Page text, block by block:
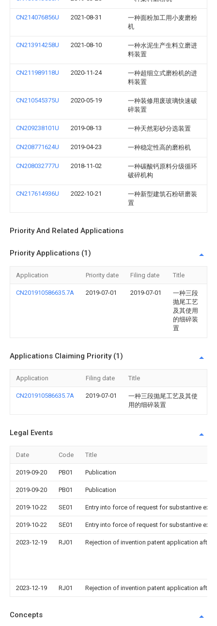
CN214076856U 2021-08-31
一种面粉加工用小麦磨粉
机
CN213914258U 2021-08-10
一种水泥生产生料立磨进
料装置
CN211989118U 2020-11-24
一种超细立式磨粉机的进
料装置
CN210545375U 2020-05-19
一种装修用废玻璃快速破
碎装置
CN209238101U 2019-08-13 一种天然彩砂分选装置
CN208771624U 2019-04-23 一种稳定性高的磨粉机
CN208032777U 2018-11-02
一种碳酸钙原料分级循环
破碎机构
CN217614936U 2022-10-21
一种新型建筑石粉研磨装
置
Priority And Related Applications
Priority Applications (1)
Application Priority date Filing date Title
CN201910586635.7A 2019-07-01 2019-07-01
一种三段
抛尾工艺
及其使用
的细碎装
置
Applications Claiming Priority (1)
Application Filing date Title
CN201910586635.7A 2019-07-01
一种三段抛尾工艺及其使
用的细碎装置
Legal Events
Date Code Title
2019-09-20 PB01 Publication
2019-09-20 PB01 Publication
2019-10-22 SE01 Entry into force of request for substantive
2019-10-22 SE01 Entry into force of request for substantive
2023-12-19 RJ01 Rejection of invention patent application after
2023-12-19 RJ01 Rejection of invention patent application after
Concepts